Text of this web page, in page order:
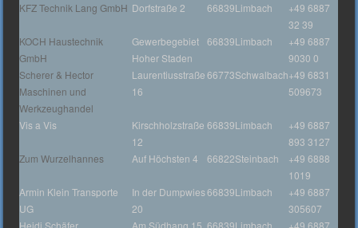
KFZ Technik Lang GmbH Dorfstraße 2 66839Limbach
+49 6887
32 39
KOCH Haustechnik
GmbH
Gewerbegebiet
Hoher Staden
66839Limbach
+49 6887
9030 0
Scherer & Hector
Maschinen und
Werkzeughandel
Laurentiusstraße
16
66773Schwalbach+49 6831
509673
Vis a Vis
Kirschholzstraße
12
66839Limbach
+49 6887
893 3127
Zum Wurzelhannes
Auf Höchsten 4 66822Steinbach
+49 6888
1019
Armin Klein Transporte
UG
In der Dumpwies
20
66839Limbach
+49 6887
305607